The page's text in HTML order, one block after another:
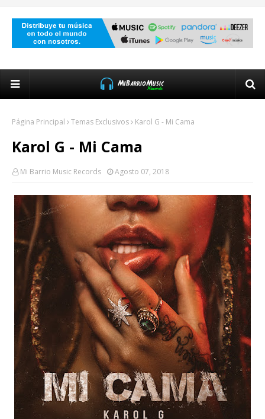
Página Principal Temas Exclusivos Karol G - Mi Cama
Karol G - Mi Cama
Mi Barrio Music Records Agosto 07, 2018